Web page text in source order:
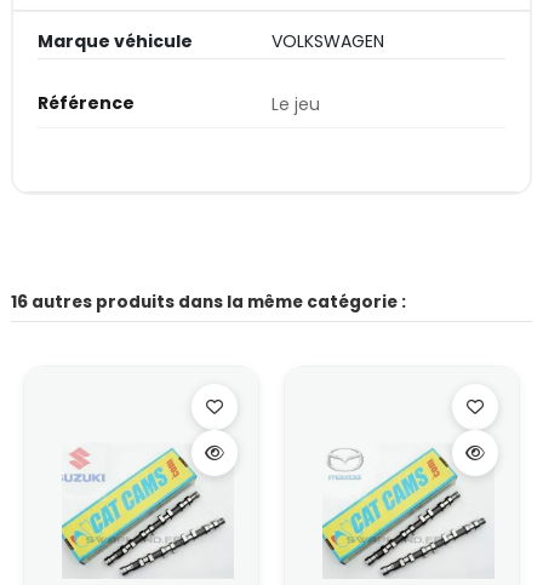
Marque véhicule VOLKSWAGEN
Référence Le jeu
16 autres produits dans la même catégorie :